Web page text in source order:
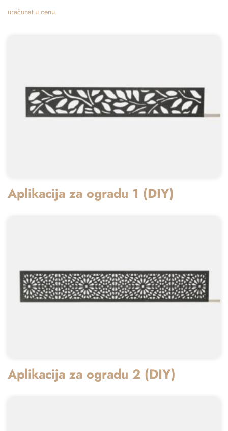
uračunat u cenu.
Aplikacija za ogradu 1 (DIY)
Aplikacija za ogradu 2 (DIY)